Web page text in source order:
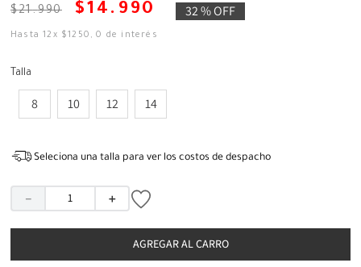
$21.990 $14 . 990 32 %OFF
Hasta12 x $1250 ,0 de interés
Talla
8 10 12 14
Seleciona una talla para ver los costos de despacho
＋
－
AGREGAR AL CARRO